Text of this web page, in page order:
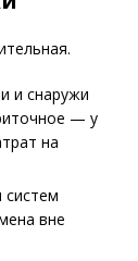
и снаружи
— у
на
вне